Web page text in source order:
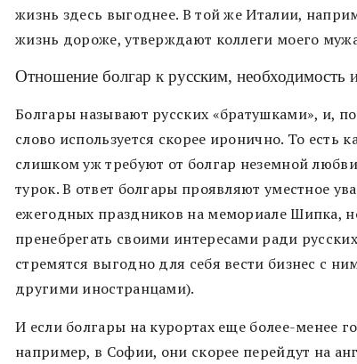
жизнь здесь выгоднее. В той же Италии,
жизнь дороже, утверждают коллеги моего
Отношение болгар к русским, необходимость
Болгары называют русских «братушками», и,
слово используется скорее иронично. То есть
слишком уж требуют от болгар неземной
турок. В ответ болгары проявляют уместное
ежегодных праздников на мемориале Шипка,
пренебрегать своими интересами ради
стремятся выгодно для себя вести бизнес с
другими иностранцами).
И если болгары на курортах еще более-менее
например, в Софии, они скорее перейдут на